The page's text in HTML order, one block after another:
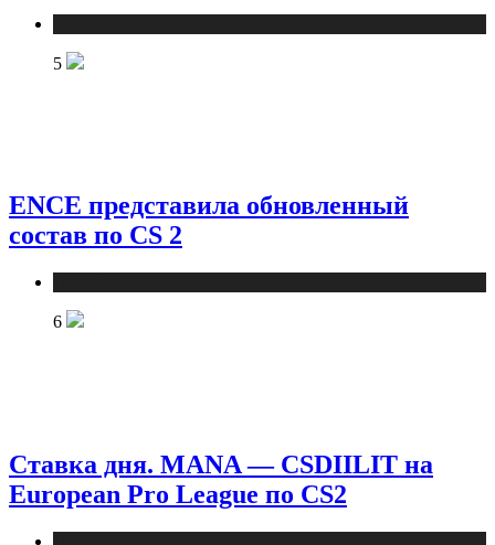
5
ENCE представила обновленный
состав по CS 2
6
Ставка дня. MANA — CSDIILIT на
European Pro League по CS2